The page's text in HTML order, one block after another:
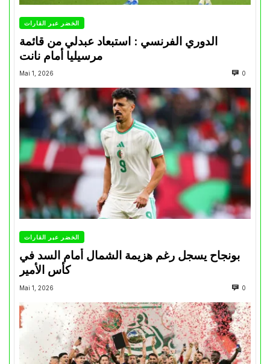
الخضر عبر القارات
الدوري الفرنسي : استبعاد عبدلي من قائمة
مرسيليا أمام نانت
Mai 1, 2026 0
الخضر عبر القارات
بونجاح يسجل رغم هزيمة الشمال أمام السد في
كأس الأمير
Mai 1, 2026 0